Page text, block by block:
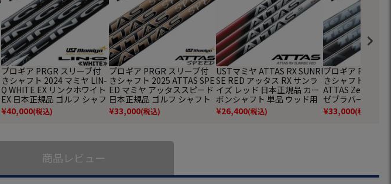
プロギア PRGR スリーブ付
きシャフト 2024 マミヤ LIN-
Q WHITE EX リンクホワイト
EX 日本正規品 ゴルフ シャフ
ト （RS+／RS各種／RSF各
種）
¥40,000(税込)
プロギア PRGR スリーブ付
きシャフト 2025 ATTAS SPE
ED マミヤ アッタススピード
日本正規品 ゴルフ シャフト
（RS+／RS各種／RSF各種）
¥33,000(税込)
USTマミヤ ATTAS RX SUNRI
SE RED アッタス RX サンラ
イズ レッド 日本正規品 カー
ボンシャフト 単品 ウッド用
カーボンシャフト ゴルフ シ
ャフト
¥26,400(税込)
プロギア PRGR
きシャフト 2024
ATTAS Zebra ジ
ゼブラバージョン
品 ゴルフ シャフ
RS各種／RSF各
¥33,000(税込)
商品レビュー